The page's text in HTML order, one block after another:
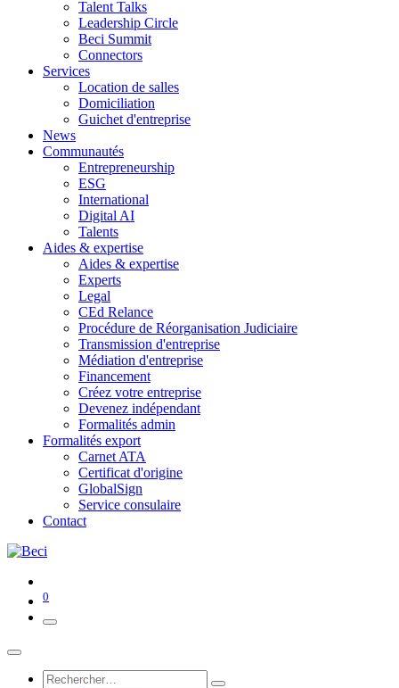
Talent Talks
Leadership Circle
Beci Summit
Connectors
Services
Location de salles
Domiciliation
Guichet d'entreprise
News
Communautés
Entrepreneurship
ESG
International
Digital AI
Talents
Aides & expertise
Aides & expertise
Experts
Legal
CEd Relance
Procédure de Réorganisation Judiciaire
Transmission d'entreprise
Médiation d'entreprise
Financement
Créez votre entreprise
Devenez indépendant
Formalités admin
Formalités export
Carnet ATA
Certificat d'origine
GlobalSign
Service consulaire
Contact
0